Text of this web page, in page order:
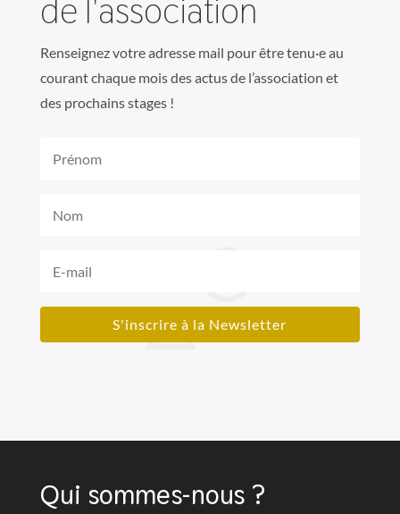
de l'association
Renseignez votre adresse mail pour être tenu·e au
courant chaque mois des actus de l’association et
des prochains stages !
S'inscrire à la Newsletter
Qui sommes-nous ?